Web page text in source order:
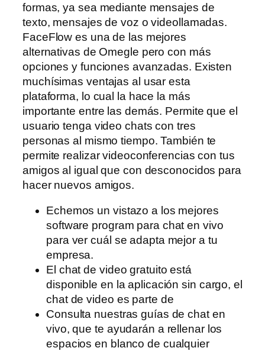
formas, ya sea mediante mensajes de
texto, mensajes de voz o videollamadas.
FaceFlow es una de las mejores
alternativas de Omegle pero con más
opciones y funciones avanzadas. Existen
muchísimas ventajas al usar esta
plataforma, lo cual la hace la más
importante entre las demás. Permite que el
usuario tenga video chats con tres
personas al mismo tiempo. También te
permite realizar videoconferencias con tus
amigos al igual que con desconocidos para
hacer nuevos amigos.
Echemos un vistazo a los mejores
software program para chat en vivo
para ver cuál se adapta mejor a tu
empresa.
El chat de video gratuito está
disponible en la aplicación sin cargo, el
chat de video es parte de
Consulta nuestras guías de chat en
vivo, que te ayudarán a rellenar los
espacios en blanco de cualquier